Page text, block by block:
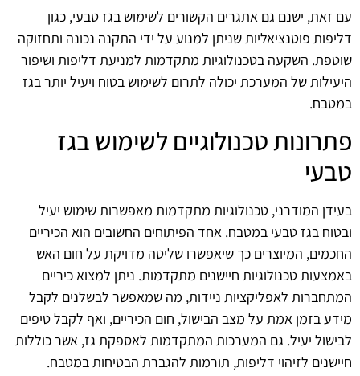
עם זאת, ישנם גם אתגרים הקשורים לשימוש בגז טבעי, כגון
דליפות פוטנציאליות שניתן למנוע על ידי התקנה נכונה ותחזוקה
שוטפת. השקעה בטכנולוגיות מתקדמות למניעת דליפות ושיפור
היעילות של המערכת יכולה לתרום לשימוש בטוח ויעיל יותר בגז
במטבח.
פתרונות טכנולוגיים לשימוש בגז
טבעי
בעידן המודרני, טכנולוגיות מתקדמות מאפשרות שימוש יעיל
ובטוח בגז טבעי במטבח. אחד הפיתוחים החשובים הוא הכיריים
החכמים, המיוצרים כך שיאפשרו שליטה מדויקת על חום האש
באמצעות טכנולוגיות חיישנים מתקדמות. ניתן למצוא כיריים
המתחברות לאפליקציות ניידות, מה שמאפשר לבשלנים לקבל
מידע בזמן אמת על מצב הבישול, חום הכיריים, ואף לקבל טיפים
לבישול יעיל. גם המערכות המתקדמות לאספקת גז, אשר כוללות
חיישנים לזיהוי דליפות, תורמות להגברת הבטיחות במטבח.